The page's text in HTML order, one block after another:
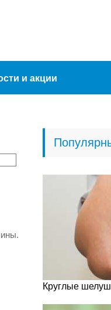
и акции
Круглые